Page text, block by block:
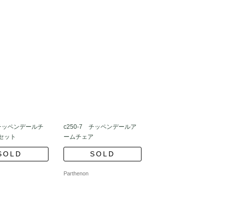
ペンデールチ
ット
c250-7 チッペンデールア
ームチェア
SOLD
Parthenon